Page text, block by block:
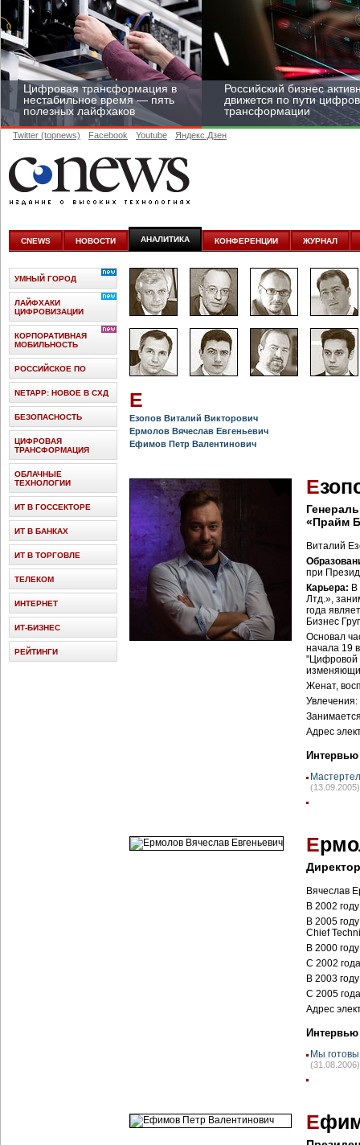
Цифровая трансформация в
нестабильное время — пять
полезных лайфхаков
Российский бизнес
движется по пути
трансформации
цифровизироваться со
скоростью крупных
корпораций
Twitter (topnews) Facebook Youtube Яндекс.Дзен
CNEWS НОВОСТИ АНАЛИТИКА КОНФЕРЕНЦИИ ЖУРНАЛ
Е
Езопов Виталий Викторович
Ермолов Вячеслав Евгеньевич
Ефимов Петр Валентинович
Е
«Прайм
Виталий
при
Карьера: В
Лтд.»,
года
Бизнес
Основал
начала 19
"Цифровой
Женат,
Увлечения:
Адрес
Интервью
(13.09.2005)
Е
Вячеслав
В 2002
В 2005
Chief
В 2000
С 2002
В 2003
С 2005
Адрес
Интервью
Мы
(31.08.2006)
Е
УМНЫЙ ГОРОД
ЛАЙФХАКИ
ЦИФРОВИЗАЦИИ
КОРПОРАТИВНАЯ
МОБИЛЬНОСТЬ
РОССИЙСКОЕ ПО
NETAPP: НОВОЕ В СХД
БЕЗОПАСНОСТЬ
ЦИФРОВАЯ
ТРАНСФОРМАЦИЯ
ОБЛАЧНЫЕ
ТЕХНОЛОГИИ
ИТ В ГОССЕКТОРЕ
ИТ В БАНКАХ
ИТ В ТОРГОВЛЕ
ТЕЛЕКОМ
ИНТЕРНЕТ
ИТ-БИЗНЕС
РЕЙТИНГИ